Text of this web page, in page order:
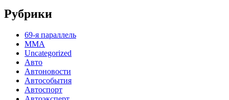
Рубрики
69-я параллель
MMA
Uncategorized
Авто
Автоновости
Автособытия
Автоспорт